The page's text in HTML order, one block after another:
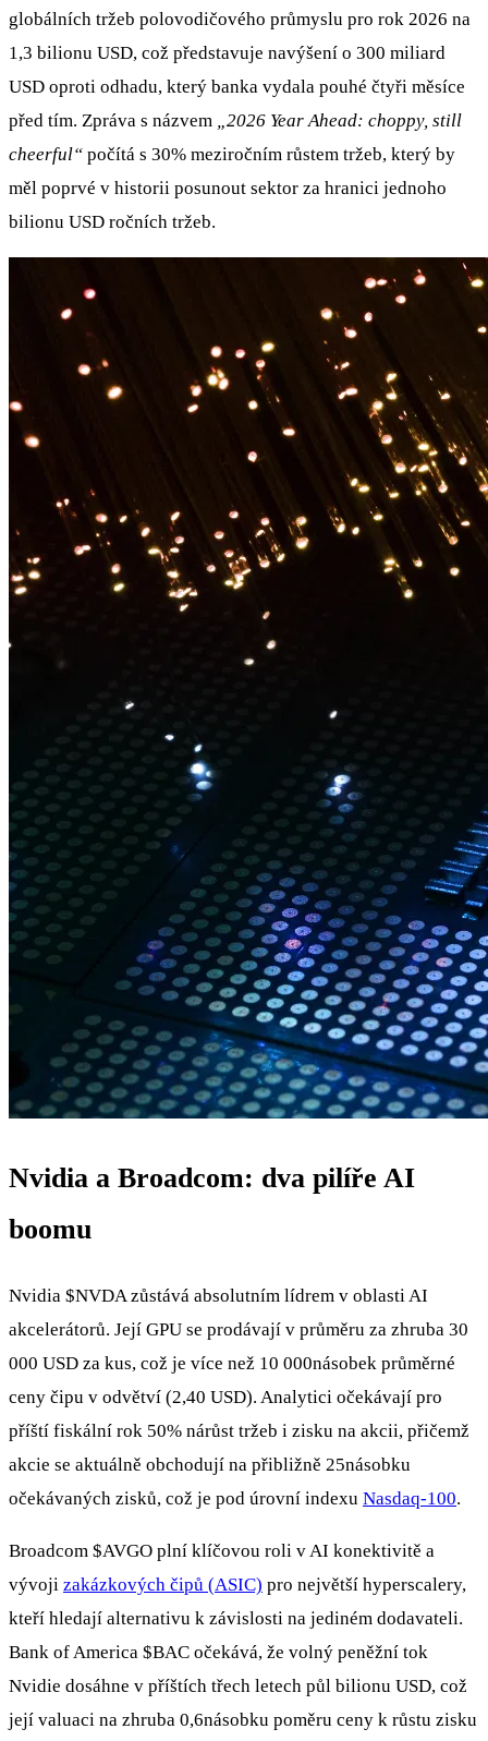
globálních tržeb polovodičového průmyslu pro rok 2026 na
1,3 bilionu USD, což představuje navýšení o 300 miliard
USD oproti odhadu, který banka vydala pouhé čtyři měsíce
před tím. Zpráva s názvem „2026 Year Ahead: choppy, still
cheerful“ počítá s 30% meziročním růstem tržeb, který by
měl poprvé v historii posunout sektor za hranici jednoho
bilionu USD ročních tržeb.
Nvidia a Broadcom: dva pilíře AI
boomu
Nvidia $NVDA zůstává absolutním lídrem v oblasti AI
akcelerátorů. Její GPU se prodávají v průměru za zhruba 30
000 USD za kus, což je více než 10 000násobek průměrné
ceny čipu v odvětví (2,40 USD). Analytici očekávají pro
příští fiskální rok 50% nárůst tržeb i zisku na akcii, přičemž
akcie se aktuálně obchodují na přibližně 25násobku
očekávaných zisků, což je pod úrovní indexu Nasdaq-100.
Broadcom $AVGO plní klíčovou roli v AI konektivitě a
vývoji zakázkových čipů (ASIC) pro největší hyperscalery,
kteří hledají alternativu k závislosti na jediném dodavateli.
Bank of America $BAC očekává, že volný peněžní tok
Nvidie dosáhne v příštích třech letech půl bilionu USD, což
její valuaci na zhruba 0,6násobku poměru ceny k růstu zisku